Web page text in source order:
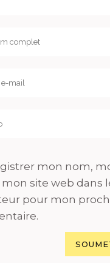
mon nom,
site web dans
pour mon